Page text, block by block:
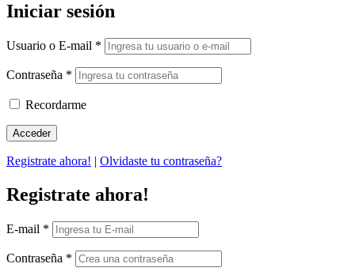
Iniciar sesión
Usuario o E-mail *
Contraseña *
Recordarme
Registrate ahora! | Olvidaste tu contraseña?
Registrate ahora!
E-mail *
Contraseña *